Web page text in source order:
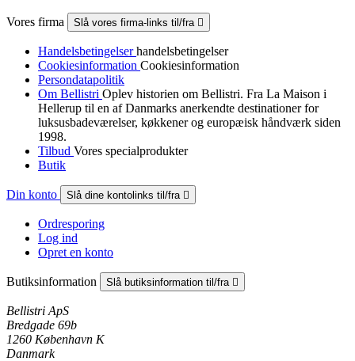
Vores firma Slå vores firma-links til/fra 
Handelsbetingelserhandelsbetingelser
Cookiesinformation Cookiesinformation
Persondatapolitik
Om Bellistri Oplev historien om Bellistri. Fra La Maison i
Hellerup til en af Danmarks anerkendte destinationer for
luksus­badeværelser, køkkener og europæisk håndværk siden
1998.
Tilbud Vores specialprodukter
Butik
Din konto Slå dine kontolinks til/fra 
Ordresporing
Log ind
Opret en konto
Butiksinformation Slå butiksinformation til/fra 
Bellistri ApS
Bredgade 69b
1260 København K
Danmark